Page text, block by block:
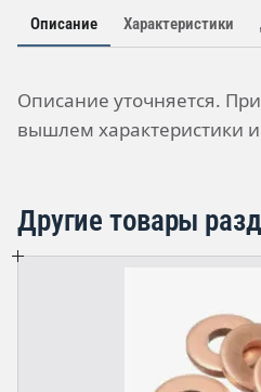
Описание Характеристики
Описание уточняется.
вышлем характеристики
Другие товары